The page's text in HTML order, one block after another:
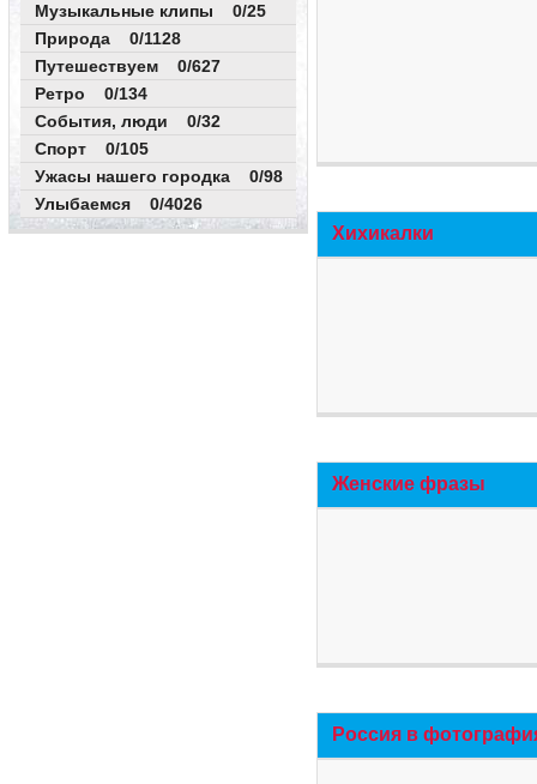
Музыкальные клипы 0/25
Природа 0/1128
Путешествуем 0/627
Ретро 0/134
События, люди 0/32
Спорт 0/105
Ужасы нашего городка 0/98
Улыбаемся 0/4026
Хихикалки
Женские фразы
Россия в